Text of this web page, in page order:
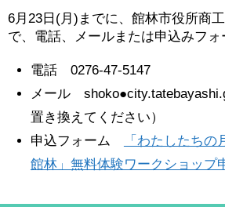
6月23日(月)までに、館林市役所商
で、電話、メールまたは申込みフォ
電話 0276-47-5147
メール
置き換えてください）
申込フォーム
「わたしたち
館林」無料体験ワークショップ